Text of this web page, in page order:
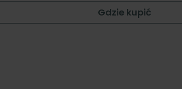
Gdzie kupić